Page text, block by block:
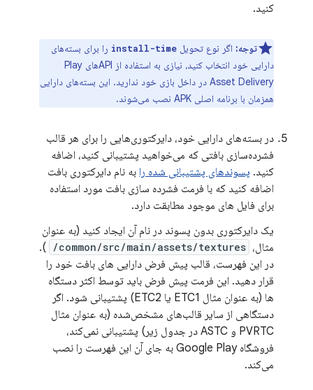
کنید.
توجه: اگر نوع تحویل install-time را برای بسته‌های
دارایی خود انتخاب کنید، نیازی به استفاده از APIهای Play
Asset Delivery در داخل بازی خود ندارید. این بسته‌های دارایی
همزمان با برنامه اصلی APK نصب می‌شوند.
در بسته‌های دارایی خود، دایرکتوری‌هایی را برای هر قالب
فشرده‌سازی بافتی که می‌خواهید پشتیبانی کنید، اضافه
کنید. پسوندهای پشتیبانی شده را به نام دایرکتوری بافت
اضافه کنید که با فرمت فشرده سازی بافت مورد استفاده
برای فایل های موجود مطابقت دارد.
یک دایرکتوری بدون پسوند در نام آن ایجاد کنید (به عنوان
مثال، common/src/main/assets/textures/
).
در این فهرست، قالب پیش فرض دارایی های بافت خود را
قرار دهید. این فرمت پیش فرض باید توسط اکثر دستگاه
ها (به عنوان مثال ETC1 یا ETC2) پشتیبانی شود. اگر
دستگاهی از سایر قالب‌های مشخص‌شده (به عنوان مثال
PVRTC و ASTC در جدول زیر) پشتیبانی نمی‌کند،
فروشگاه Google Play به جای آن این فهرست را نصب
می‌کند.